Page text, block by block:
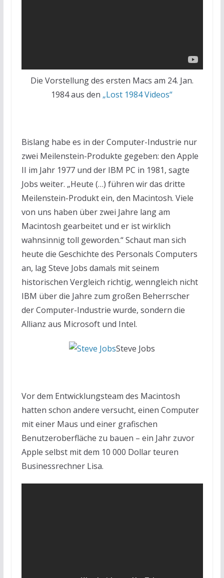
Die Vorstellung des ersten Macs am 24. Jan.
1984 aus den „Lost 1984 Videos“
Bislang habe es in der Computer-Industrie nur
zwei Meilenstein-Produkte gegeben: den Apple
II im Jahr 1977 und der IBM PC in 1981, sagte
Jobs weiter. „Heute (…) führen wir das dritte
Meilenstein-Produkt ein, den Macintosh. Viele
von uns haben über zwei Jahre lang am
Macintosh gearbeitet und er ist wirklich
wahnsinnig toll geworden.“ Schaut man sich
heute die Geschichte des Personals Computers
an, lag Steve Jobs damals mit seinem
historischen Vergleich richtig, wenngleich nicht
IBM über die Jahre zum großen Beherrscher
der Computer-Industrie wurde, sondern die
Allianz aus Microsoft und Intel.
Steve Jobs
Vor dem Entwicklungsteam des Macintosh
hatten schon andere versucht, einen Computer
mit einer Maus und einer grafischen
Benutzeroberfläche zu bauen – ein Jahr zuvor
Apple selbst mit dem 10 000 Dollar teuren
Businessrechner Lisa.